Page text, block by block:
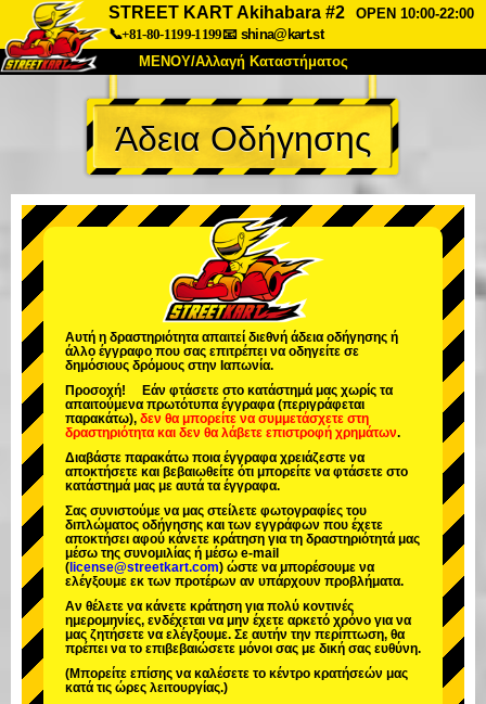
STREET KART Akihabara #2
OPEN 10:00-22:00
📞+81-80-1199-1199📧 shina@kart.st
ΜΕΝΟΥ/Αλλαγή Καταστήματος
ΚΥΡΙΩΣ
Σχετικά Προδιαγραφές Τιμές
Συχνές Ερωτήσεις
Εταιρεία Κράτηση
Αλλαγή Καταστήματος
Τόκιο Σινάγαουα #1
Τόκιο Ακίχαμπαρα #2 Τόκιο Σιμπούγια
Τόκιο Σιμπούγια Annex
Τόκιο Ασακούσα Οσάκα
Οκινάουα
Άδεια Οδήγησης
Αυτή η δραστηριότητα απαιτεί διεθνή άδεια οδήγησης ή
άλλο έγγραφο που σας επιτρέπει να οδηγείτε σε
δημόσιους δρόμους στην Ιαπωνία.
Προσοχή! Εάν φτάσετε στο κατάστημά μας χωρίς τα
απαιτούμενα πρωτότυπα έγγραφα (περιγράφεται
παρακάτω), δεν θα μπορείτε να συμμετάσχετε στη
δραστηριότητα και δεν θα λάβετε επιστροφή χρημάτων.
Διαβάστε παρακάτω ποια έγγραφα χρειάζεστε να
αποκτήσετε και βεβαιωθείτε ότι μπορείτε να φτάσετε στο
κατάστημά μας με αυτά τα έγγραφα.
Σας συνιστούμε να μας στείλετε φωτογραφίες του
διπλώματος οδήγησης και των εγγράφων που έχετε
αποκτήσει αφού κάνετε κράτηση για τη δραστηριότητά μας
μέσω της συνομιλίας ή μέσω e-mail
( license@streetkart.com) ώστε να μπορέσουμε να
ελέγξουμε εκ των προτέρων αν υπάρχουν προβλήματα.
Αν θέλετε να κάνετε κράτηση για πολύ κοντινές
ημερομηνίες, ενδέχεται να μην έχετε αρκετό χρόνο για να
μας ζητήσετε να ελέγξουμε. Σε αυτήν την περίπτωση, θα
πρέπει να το επιβεβαιώσετε μόνοι σας με δική σας ευθύνη.
(Μπορείτε επίσης να καλέσετε το κέντρο κρατήσεών μας
κατά τις ώρες λειτουργίας.)